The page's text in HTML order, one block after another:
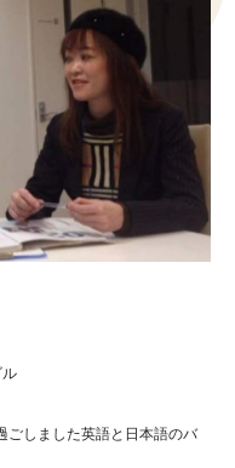
ル
ごしました英語と日本語のバ